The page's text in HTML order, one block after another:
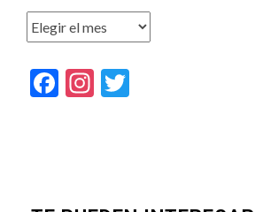
Archivos
Facebook
Instagram